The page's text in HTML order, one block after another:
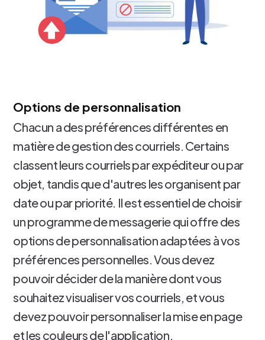
Options de personnalisation
Chacun a des préférences différentes en
matière de gestion des courriels. Certains
classent leurs courriels par expéditeur ou par
objet, tandis que d'autres les organisent par
date ou par priorité. Il est essentiel de choisir
un programme de messagerie qui offre des
options de personnalisation adaptées à vos
préférences personnelles. Vous devez
pouvoir décider de la manière dont vous
souhaitez visualiser vos courriels, et vous
devez pouvoir personnaliser la mise en page
et les couleurs de l'application.